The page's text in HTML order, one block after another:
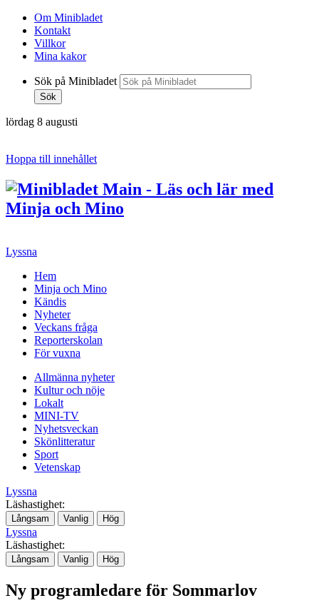
Om Minibladet
Kontakt
Villkor
Mina kakor
Sök på Minibladet
Sök
lördag 8 augusti
Hoppa till innehållet
Lyssna
Hem
Minja och Mino
Kändis
Nyheter
Veckans fråga
Reporterskolan
För vuxna
Allmänna nyheter
Kultur och nöje
Lokalt
MINI-TV
Nyhetsveckan
Skönlitteratur
Sport
Vetenskap
Lyssna
Läshastighet:
Långsam Vanlig Hög
Lyssna
Läshastighet:
Långsam Vanlig Hög
Ny programledare för Sommarlov